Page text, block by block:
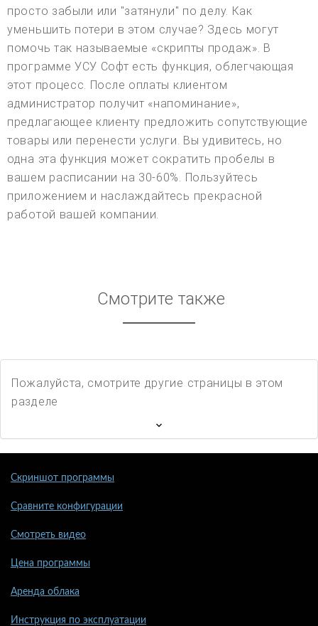
просто забыли или "затянули" по делу. Как
уменьшить потери в этом случае? Здесь могут
помочь так называемые «скрипты продаж». В
программе УСУ Софт есть функция, облегчающая
этот процесс. После оплаты клиентом
администратор получит «напоминание»,
предлагающее клиенту предложить сопутствующие
товары или перенести услуги. Вы удивитесь, но
одна эта функция может сократить пробелы в
вашем расписании на 30-60%. Пользуйтесь
приложением и наслаждайтесь прекрасной
работой вашей компании.
Смотрите также
Пожалуйста, смотрите другие страницы в этом
разделе
Скриншот программы
Сравните конфигурации
Смотреть видео
Цена программы
Аренда облака
Инструкция по эксплуатации